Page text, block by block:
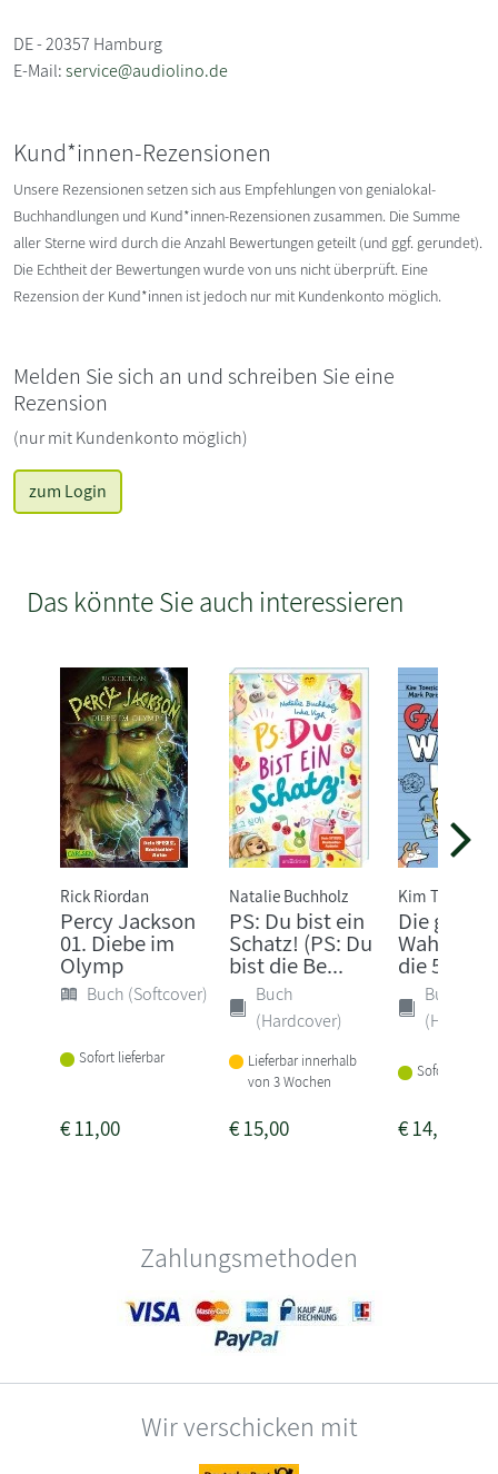
DE - 20357 Hamburg
E-Mail:service@audiolino.de
Kund*innen-Rezensionen
Unsere Rezensionen setzen sich aus Empfehlungen von genialokal-
Buchhandlungen und Kund*innen-Rezensionen zusammen. Die Summe
aller Sterne wird durch die Anzahl Bewertungen geteilt (und ggf. gerundet).
Die Echtheit der Bewertungen wurde von uns nicht überprüft. Eine
Rezension der Kund*innen ist jedoch nur mit Kundenkonto möglich.
Melden Sie sich an und schreiben Sie eine
Rezension
(nur mit Kundenkonto möglich)
zum Login
Das könnte Sie auch interessieren
Rick Riordan
Percy Jackson
01. Diebe im
Olymp
Buch (Softcover)
Sofort lieferbar
€11,00
Natalie Buchholz
PS: Du bist ein
Schatz! (PS: Du
bist die Be...
Buch
(Hardcover)
Lieferbar innerhalb
von 3 Wochen
€15,00
Kim Tomsic
Die ganze
Wahrheit
die 5.
Buch
Sofort
€14,00
Zahlungsmethoden
Wir verschicken mit